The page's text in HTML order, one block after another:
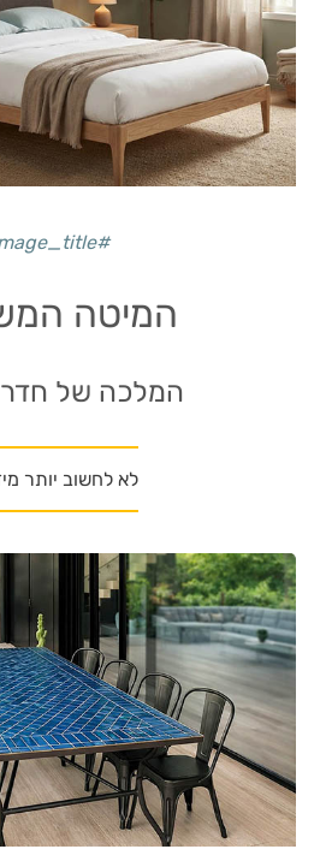
המיטה
המלכה של
לא לחשוב יותר
#image_title